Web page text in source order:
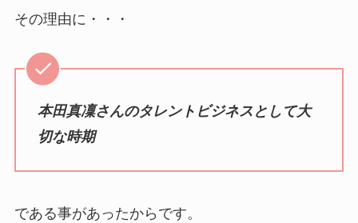
その理由に・・・
本田真凜さんのタレントビジネスとして大
切な時期
である事があったからです。